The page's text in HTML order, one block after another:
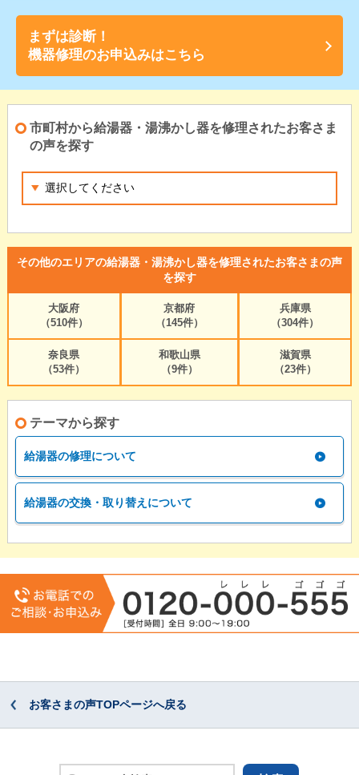
まずは診断！
機器修理のお申込みはこちら
市町村から給湯器・湯沸かし器を修理されたお客さま
の声を探す
その他のエリアの給湯器・湯沸かし器を修理されたお客さまの声
を探す
大阪府
（510件）
京都府
（145件）
兵庫県
（304件）
奈良県
（53件）
和歌山県
（9件）
滋賀県
（23件）
テーマから探す
給湯器の修理について
給湯器の交換・取り替えについて
お客さまの声TOPページへ戻る